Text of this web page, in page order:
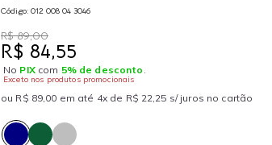
Código: 012 008 04 3046
R$ 89,00
R$ 84,55
No PIXcom 5% de desconto .
Exceto nos produtos promocionais
ou R$ 89,00 em até 4x de R$ 22,25 s/ juros no cartão